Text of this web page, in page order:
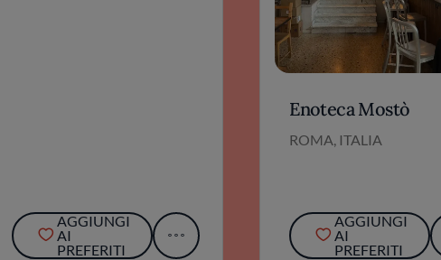
AGGIUNGI
AI
PREFERITI
Enoteca Mostò
ROMA, ITALIA
AGGIUNGI
AI
PREFERITI